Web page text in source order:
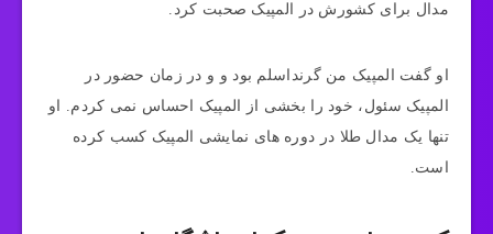
مدال برای کشورش در المپیک صحبت کرد.
او گفت المپیک من گرنداسلم بود و و در زمان حضور در
المپیک سئول، خود را بخشی از المپیک احساس نمی کردم. او
تنها یک مدال طلا در دوره های نمایشی المپیک کسب کرده
است.